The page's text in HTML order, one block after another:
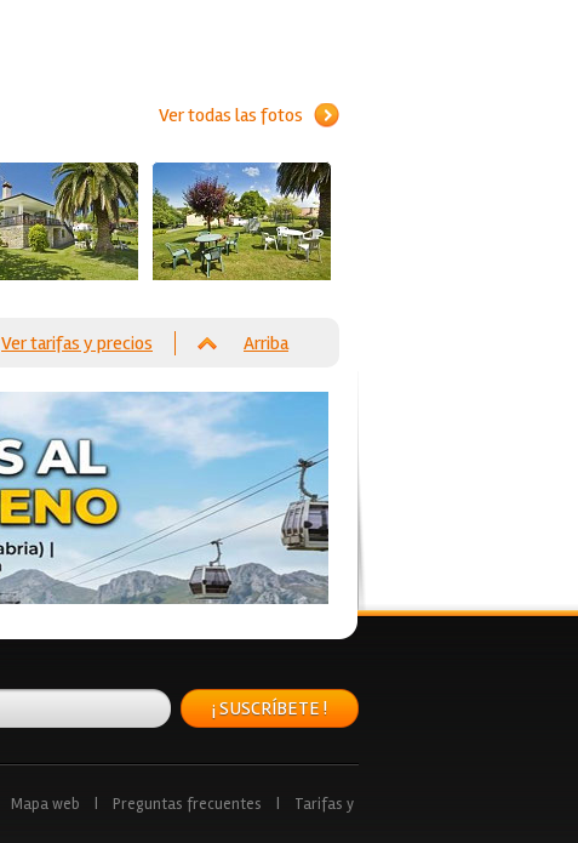
Ver todas las fotos
Ver tarifas y precios Arriba
¡ SUSCRÍBETE !
Mapa web Preguntas frecuentes
Tarifas y